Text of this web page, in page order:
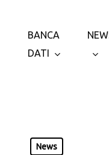
BANCA
DATI
News